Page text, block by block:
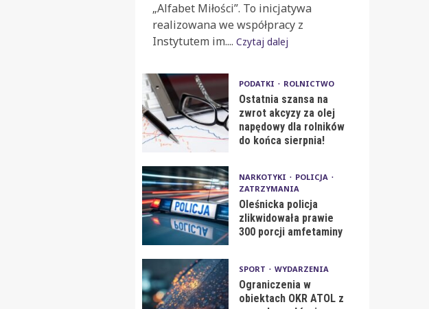
„Alfabet Miłości”. To inicjatywa
realizowana we współpracy z
Instytutem im.... Czytaj dalej
PODATKI ROLNICTWO
Ostatnia szansa na
zwrot akcyzy za olej
napędowy dla rolników
do końca sierpnia!
NARKOTYKI
POLICJA
ZATRZYMANIA
Oleśnicka policja
zlikwidowała prawie
300 porcji amfetaminy
SPORT WYDARZENIA
Ograniczenia w
obiektach OKR ATOL z